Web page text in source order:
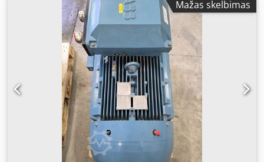
Mažas skelbimas